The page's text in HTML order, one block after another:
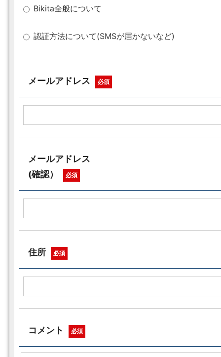
Bikita全般について
認証方法について(SMSが届かないなど)
メールアドレス 必須
メールアドレス
(確認）
必須
住所 必須
コメント 必須